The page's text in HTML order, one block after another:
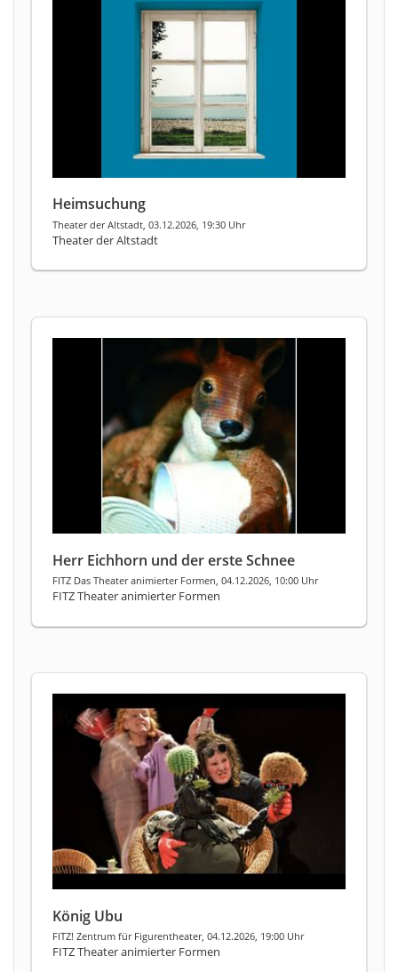
Heimsuchung
Theater der Altstadt, 03.12.2026, 19:30 Uhr
Theater der Altstadt
Herr Eichhorn und der erste Schnee
FITZ Das Theater animierter Formen, 04.12.2026, 10:00 Uhr
FITZ Theater animierter Formen
König Ubu
FITZ! Zentrum für Figurentheater, 04.12.2026, 19:00 Uhr
FITZ Theater animierter Formen